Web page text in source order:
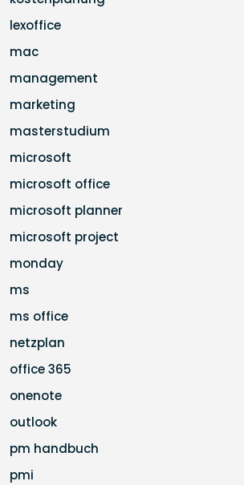
lexoffice
mac
management
marketing
masterstudium
microsoft
microsoft office
microsoft planner
microsoft project
monday
ms
ms office
netzplan
office 365
onenote
outlook
pm handbuch
pmi